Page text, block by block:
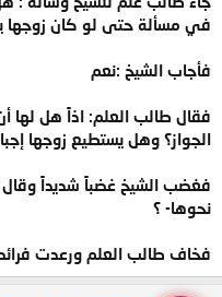
في مسألة حتى لو كان زوجها
فأجاب الشيخ :نعم
فقال طالب العلم: اذاً هل
الجواز؟ وهل يستطيع زوجها
فغضب الشيخ غضباً شديداً
نحوها- ؟
فخاف طالب العلم ورعدت